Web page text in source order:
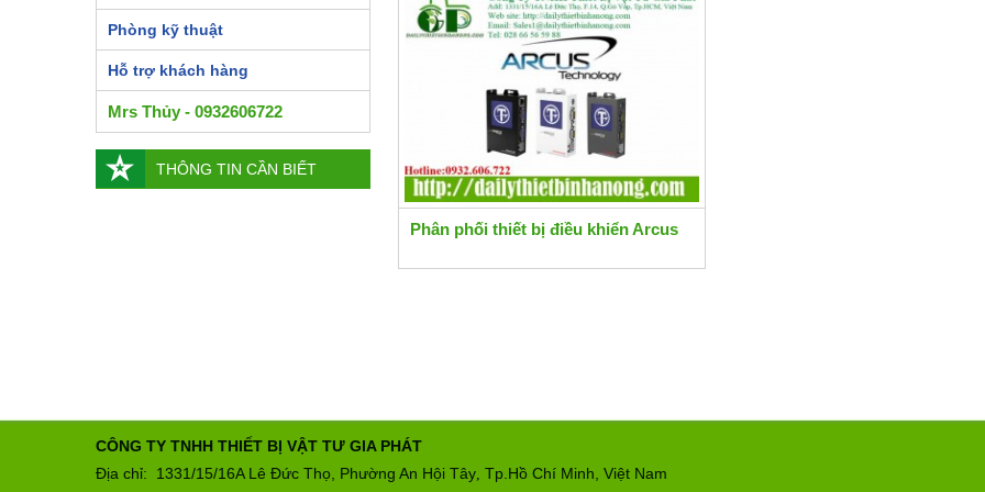
Phòng kỹ thuật
Hỗ trợ khách hàng
Mrs Thủy - 0932606722
THÔNG TIN CẦN BIẾT
Phân phối thiết bị điều khiển Arcus
CÔNG TY TNHH THIẾT BỊ VẬT TƯ GIA PHÁT
Địa chỉ: 1331/15/16A Lê Đức Thọ, Phường An Hội Tây, Tp.Hồ Chí Minh, Việt Nam